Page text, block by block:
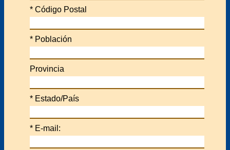
* Código Postal
* Población
Provincia
* Estado/País
* E-mail: